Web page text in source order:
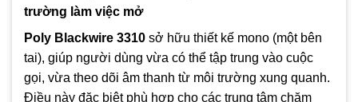
trường làm việc mở
Poly Blackwire 3310 sở hữu thiết kế mono (một bên
tai), giúp người dùng vừa có thể tập trung vào cuộc
gọi, vừa theo dõi âm thanh từ môi trường xung quanh.
Điều này đặc biệt phù hợp cho các trung tâm chăm